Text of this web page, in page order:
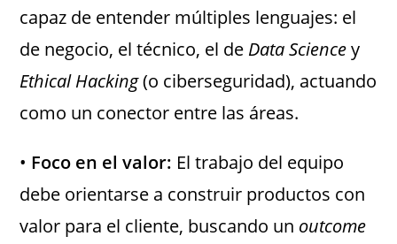
capaz de entender múltiples lenguajes: el
de negocio, el técnico, el de Data Sciencey
Ethical Hacking(o ciberseguridad), actuando
como un conector entre las áreas.
• Foco en el valor: El trabajo del equipo
debe orientarse a construir productos con
valor para el cliente, buscando un outcome